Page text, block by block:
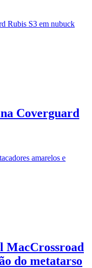
Coverguard
MacCrossroad
do metatarso